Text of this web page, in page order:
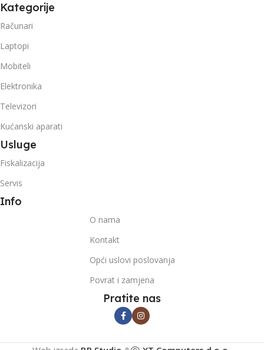
Kategorije
Računari
Laptopi
Mobiteli
Elektronika
Televizori
Kućanski aparati
Usluge
Fiskalizacija
Servis
Info
O nama
Kontakt
Opći uslovi poslovanja
Povrat i zamjena
Pratite nas